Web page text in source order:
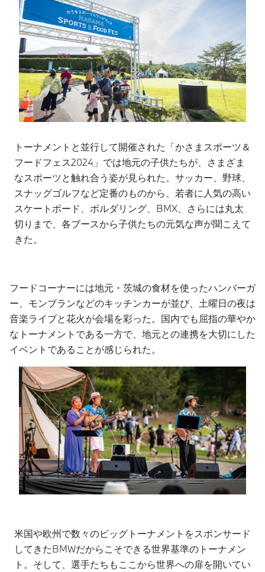
トーナメントと並行して開催された「かさまスポーツ＆
フードフェス2024」では地元の子供たちが、さまざま
なスポーツと触れ合う姿が見られた。サッカー、野球、
スナッグゴルフなど定番のものから、若者に人気の高い
スケートボード、ボルダリング、BMX、さらには丸太
切りまで、各ブースから子供たちの元気な声が聞こえて
きた。
フードコーナーには地元・茨城の食材を使ったハンバーガ
ー、モンブランなどのキッチンカーが並び、土曜日の夜は
音楽ライブと花火が会場を彩った。国内でも屈指の華やか
なトーナメントである一方で、地元との連携を大切にした
イベントであることが感じられた。
米国や欧州で数々のビッグトーナメントをスポンサード
してきたBMWだからこそできる世界基準のトーナメン
ト。そして、選手たちもここから世界への扉を開いてい